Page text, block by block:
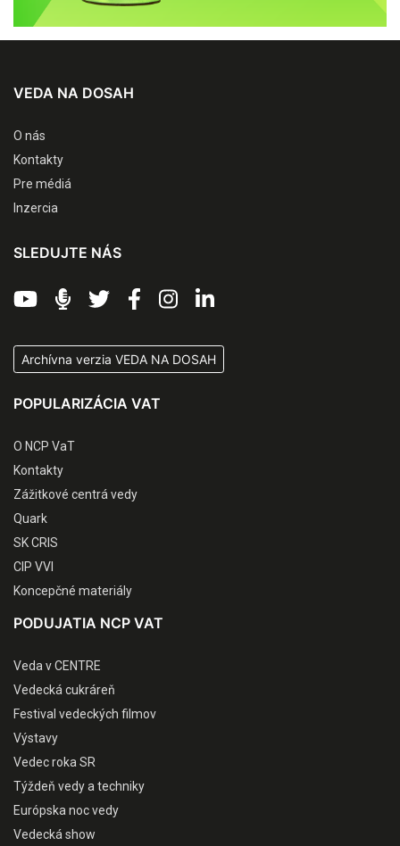
VEDA NA DOSAH
O nás
Kontakty
Pre médiá
Inzercia
SLEDUJTE NÁS
Archívna verzia VEDA NA DOSAH
POPULARIZÁCIA VAT
O NCP VaT
Kontakty
Zážitkové centrá vedy
Quark
SK CRIS
CIP VVI
Koncepčné materiály
PODUJATIA NCP VAT
Veda v CENTRE
Vedecká cukráreň
Festival vedeckých filmov
Výstavy
Vedec roka SR
Týždeň vedy a techniky
Európska noc vedy
Vedecká show